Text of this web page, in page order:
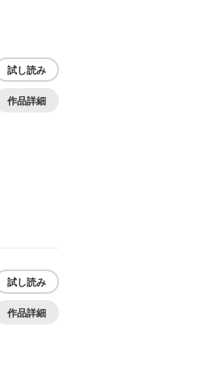
試し読み
作品詳細
試し読み
作品詳細